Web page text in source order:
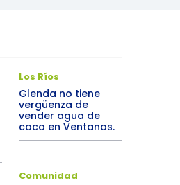
Los Ríos
Glenda no tiene
vergüenza de
vender agua de
coco en Ventanas.
Comunidad